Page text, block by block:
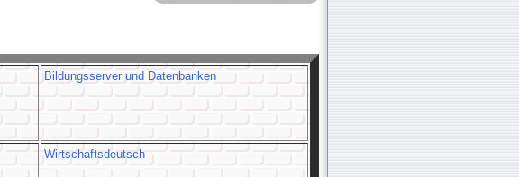
Bildungsserver und Datenbanken
Wirtschaftsdeutsch